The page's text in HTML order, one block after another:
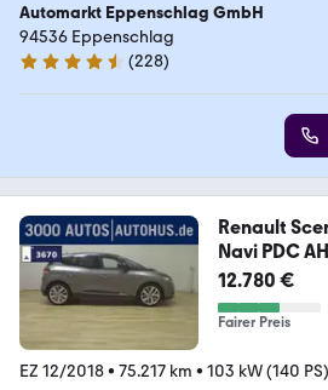
Automarkt Eppenschlag GmbH
94536 Eppenschlag
4.7 Sterne
(228)
Renault
Navi PDC
12.780 €
Fairer Preis
EZ 12/2018• 75.217 km • 103 kW (140 PS)